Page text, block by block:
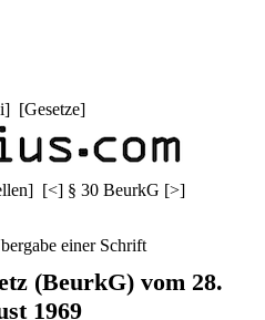
] [Gesetze]
] [<] § 30 BeurkG [>]
einer Schrift
(BeurkG) vom 28.
1969